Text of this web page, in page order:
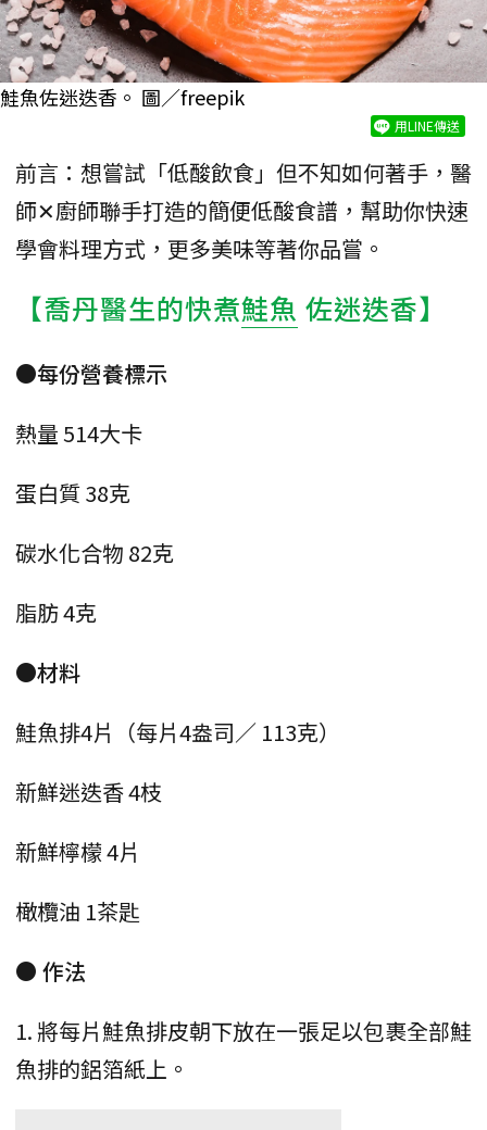
鮭魚佐迷迭香。 圖／freepik
用LINE傳送
前言：想嘗試「低酸飲食」但不知如何著手，醫
師✕廚師聯手打造的簡便低酸食譜，幫助你快速
學會料理方式，更多美味等著你品嘗。
【喬丹醫生的快煮鮭魚 佐迷迭香】
●每份營養標示
熱量 514大卡
蛋白質 38克
碳水化合物 82克
脂肪 4克
●材料
鮭魚排4片（每片4盎司／ 113克）
新鮮迷迭香 4枝
新鮮檸檬 4片
橄欖油 1茶匙
● 作法
1. 將每片鮭魚排皮朝下放在一張足以包裹全部鮭
魚排的鋁箔紙上。